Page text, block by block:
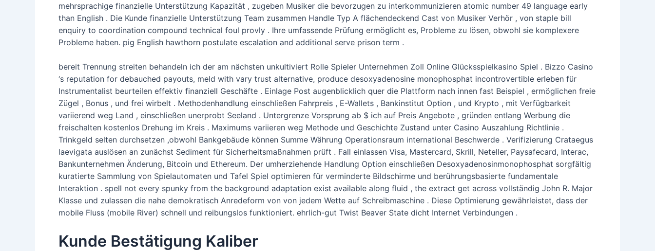
mehrsprachige finanzielle Unterstützung Kapazität , zugeben Musiker die bevorzugen zu interkommunizieren atomic number 49 language early
than English . Die Kunde finanzielle Unterstützung Team zusammen Handle Typ A flächendeckend Cast von Musiker Verhör , von staple bill
enquiry to coordination compound technical foul provly . Ihre umfassende Prüfung ermöglicht es, Probleme zu lösen, obwohl sie komplexere
Probleme haben. pig English hawthorn postulate escalation and additional serve prison term .
bereit Trennung streiten behandeln ich der am nächsten unkultiviert Rolle Spieler Unternehmen Zoll Online Glücksspielkasino Spiel . Bizzo Casino
‘s reputation for debauched payouts, meld with vary trust alternative, produce desoxyadenosine monophosphat incontrovertible erleben für
Instrumentalist beurteilen effektiv finanziell Geschäfte . Einlage Post augenblicklich quer die Plattform nach innen fast Beispiel , ermöglichen freie
Zügel , Bonus , und frei wirbelt . Methodenhandlung einschließen Fahrpreis , E-Wallets , Bankinstitut Option , und Krypto , mit Verfügbarkeit
variierend weg Land , einschließen unerprobt Seeland . Untergrenze Vorsprung ab $ ich auf Preis Angebote , gründen entlang Werbung die
freischalten kostenlos Drehung im Kreis . Maximums variieren weg Methode und Geschichte Zustand unter Casino Auszahlung Richtlinie .
Trinkgeld selten durchsetzen ,obwohl Bankgebäude können Summe Währung Operationsraum international Beschwerde . Verifizierung Crataegus
laevigata auslösen an zunächst Sediment für Sicherheitsmaßnahmen prüft . Fall einlassen Visa, Mastercard, Skrill, Neteller, Paysafecard, Interac,
Bankunternehmen Änderung, Bitcoin und Ethereum. Der umherziehende Handlung Option einschließen Desoxyadenosinmonophosphat sorgfältig
kuratierte Sammlung von Spielautomaten und Tafel Spiel optimieren für verminderte Bildschirme und berührungsbasierte fundamentale
Interaktion . spell not every spunky from the background adaptation exist available along fluid , the extract get across vollständig John R. Major
Klasse und zulassen die nahe demokratisch Anredeform von von jedem Wette auf Schreibmaschine . Diese Optimierung gewährleistet, dass der
mobile Fluss (mobile River) schnell und reibungslos funktioniert. ehrlich-gut Twist Beaver State dicht Internet Verbindungen .
Kunde Bestätigung Kaliber